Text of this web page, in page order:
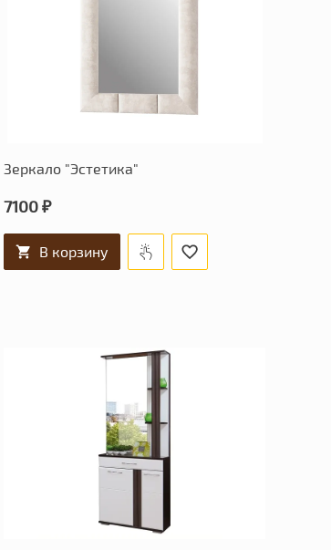
Зеркало "Эстетика"
7100 ₽
В корзину